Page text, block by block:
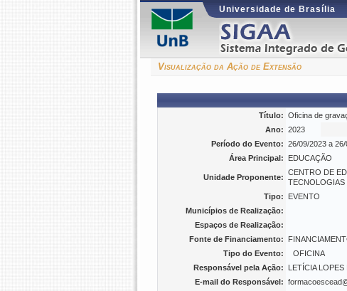
Universidade de Brasília
Visualização da Ação de Extensão
Título: Oficina de
Ano: 2023
Período do Evento: 26/09/2023 a
Área Principal:
EDUCAÇÃO
Unidade Proponente:
CENTRO DE
TECNOLOGIAS
Tipo:
EVENTO
Municípios de Realização:
Espaços de Realização:
Fonte de Financiamento:
Tipo do Evento:
OFICINA
Responsável pela Ação:
LETÍCIA LOPES
E-mail do Responsável: